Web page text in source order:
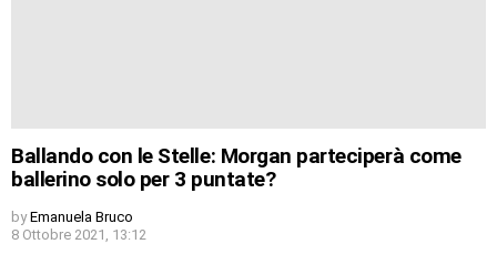
Ballando con le Stelle: Morgan parteciperà come
ballerino solo per 3 puntate?
by Emanuela Bruco
8 Ottobre 2021, 13:12